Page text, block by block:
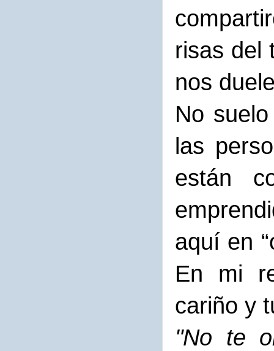
risas del
nos
No
las
están
aquí en
En mi
cariño y
"No te